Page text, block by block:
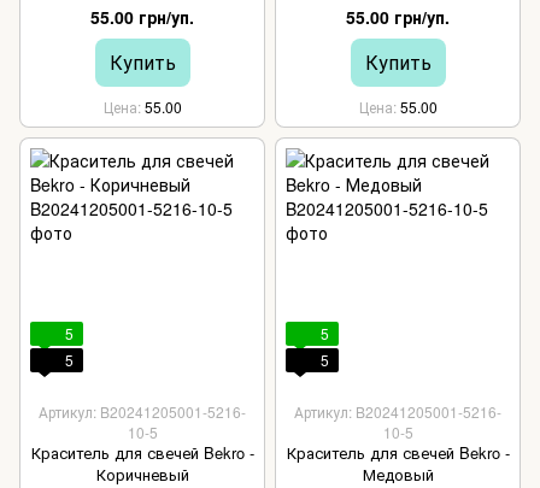
55.00 грн/уп.
Купить
Цена 55.00
55.00 грн/уп.
Купить
Цена 55.00
5
5
Артикул: B20241205001-5216-
10-5
Краситель для свечей Bekro -
Коричневый
5
5
Артикул: B20241205001-5216-
10-5
Краситель для свечей Bekro -
Медовый